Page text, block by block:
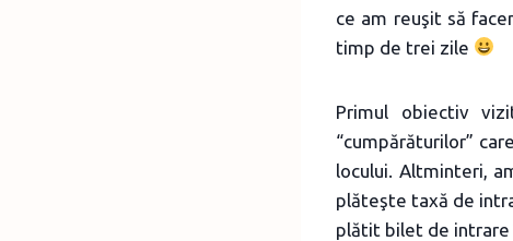
ce am reuşit să
timp de trei zile
Primul obiectiv
“cumpărăturilor”
locului. Altminteri,
plăteşte taxă de
plătit bilet de intrare